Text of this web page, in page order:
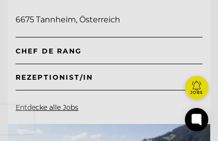
6675 Tannheim, Österreich
CHEF DE RANG
REZEPTIONIST/IN
Entdecke alle Jobs
JOBS